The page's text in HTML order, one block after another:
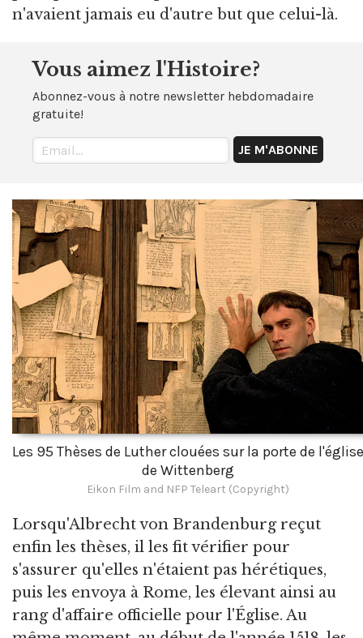
n'avaient jamais eu d'autre but que celui-là.
Vous aimez l'Histoire?
Abonnez-vous à notre newsletter hebdomadaire
gratuite!
Les 95 Thèses de Luther clouées sur la porte de l'église
de Wittenberg
Eikon Film and NFP Teleart (Copyright)
Lorsqu'Albrecht von Brandenburg reçut
enfin les thèses, il les fit vérifier pour
s'assurer qu'elles n'étaient pas hérétiques,
puis les envoya à Rome, les élevant ainsi au
rang d'affaire officielle pour l'Église. Au